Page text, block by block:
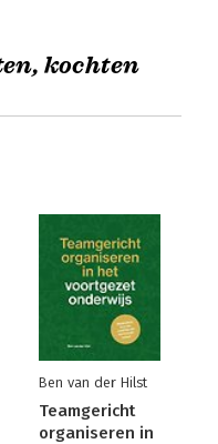
kochten
Ben van der Hilst
Teamgericht
organiseren in